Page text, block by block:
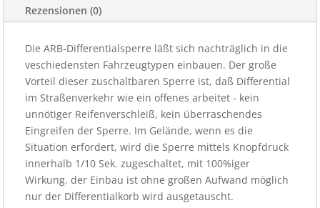
Rezensionen (0)
Die ARB-Differentialsperre läßt sich nachträglich in die
veschiedensten Fahrzeugtypen einbauen. Der große
Vorteil dieser zuschaltbaren Sperre ist, daß Differential
im Straßenverkehr wie ein offenes arbeitet - kein
unnötiger Reifenverschleiß, kein überraschendes
Eingreifen der Sperre. Im Gelände, wenn es die
Situation erfordert, wird die Sperre mittels Knopfdruck
innerhalb 1/10 Sek. zugeschaltet, mit 100%iger
Wirkung. der Einbau ist ohne großen Aufwand möglich
nur der Differentialkorb wird ausgetauscht.